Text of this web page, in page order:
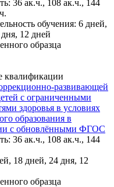
36 ак.ч., 108 ак.ч., 144
обучения: 6 дней,
12 дней
образца
развивающей
с ограниченными
здоровья в условиях
образования в
с обновлёнными ФГОС
36 ак.ч., 108 ак.ч., 144
18 дней, 24 дня, 12
образца